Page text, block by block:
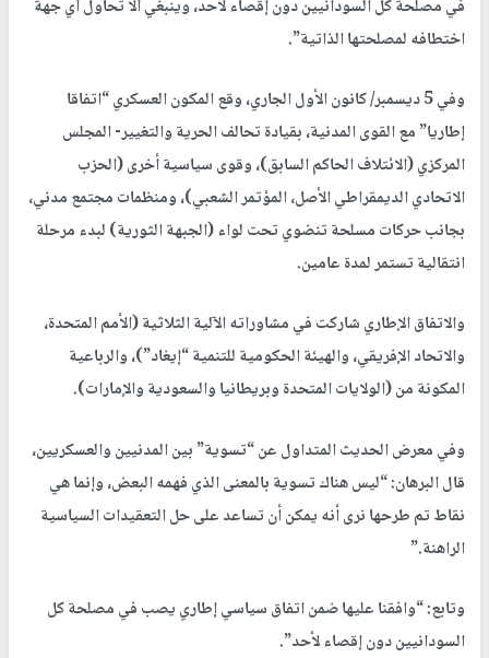
في مصلحة كل السودانيين دون إقصاء لأحد، وينبغي ألا تحاول أي جهة
اختطافه لمصلحتها الذاتية”.
وفي 5 ديسمبر/ كانون الأول الجاري، وقع المكون العسكري “اتفاقا
إطاريا” مع القوى المدنية، بقيادة تحالف الحرية والتغيير- المجلس
المركزي (الائتلاف الحاكم السابق)، وقوى سياسية أخرى (الحزب
الاتحادي الديمقراطي الأصل، المؤتمر الشعبي)، ومنظمات مجتمع مدني،
بجانب حركات مسلحة تنضوي تحت لواء (الجبهة الثورية) لبدء مرحلة
انتقالية تستمر لمدة عامين.
والاتفاق الإطاري شاركت في مشاوراته الآلية الثلاثية (الأمم المتحدة،
والاتحاد الإفريقي، والهيئة الحكومية للتنمية “إيغاد”)، والرباعية
المكونة من (الولايات المتحدة وبريطانيا والسعودية والإمارات).
وفي معرض الحديث المتداول عن “تسوية” بين المدنيين والعسكريين،
قال البرهان: “ليس هناك تسوية بالمعنى الذي فهمه البعض، وإنما هي
نقاط تم طرحها نرى أنه يمكن أن تساعد على حل التعقيدات السياسية
الراهنة.”
وتابع: “وافقنا عليها ضمن اتفاق سياسي إطاري يصب في مصلحة كل
السودانيين دون إقصاء لأحد”.